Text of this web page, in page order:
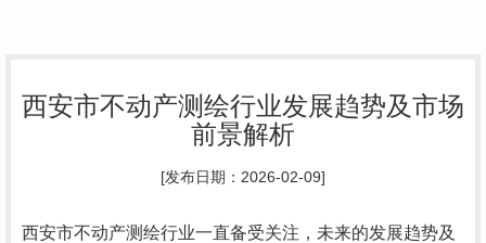
西安市不动产测绘行业发展趋势及市场
前景解析
[发布日期：2026-02-09]
西安市不动产测绘行业一直备受关注，未来的发展趋势及